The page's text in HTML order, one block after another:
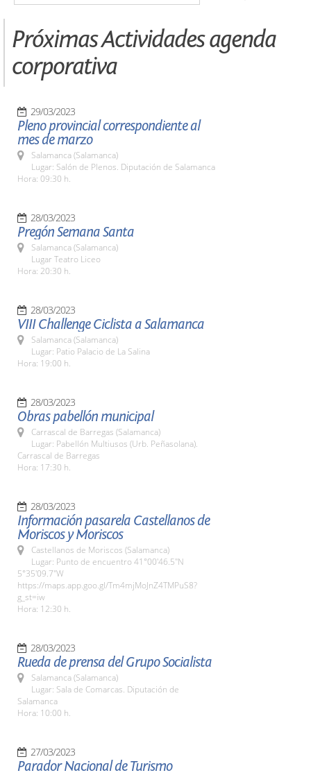
Próximas Actividades agenda
corporativa
29/03/2023
Pleno provincial correspondiente al
mes de marzo
Salamanca (Salamanca)
Lugar: Salón de Plenos. Diputación de Salamanca
Hora: 09:30 h.
28/03/2023
Pregón Semana Santa
Salamanca (Salamanca)
Lugar Teatro Liceo
Hora: 20:30 h.
28/03/2023
VIII Challenge Ciclista a Salamanca
Salamanca (Salamanca)
Lugar: Patio Palacio de La Salina
Hora: 19:00 h.
28/03/2023
Obras pabellón municipal
Carrascal de Barregas (Salamanca)
Lugar: Pabellón Multiusos (Urb. Peñasolana).
Carrascal de Barregas
Hora: 17:30 h.
28/03/2023
Información pasarela Castellanos de
Moriscos y Moriscos
Castellanos de Moriscos (Salamanca)
Lugar: Punto de encuentro 41°00'46.5"N
5°35'09.7"W
https://maps.app.goo.gl/Tm4mjMoJnZ4TMPuS8?
g_st=iw
Hora: 12:30 h.
28/03/2023
Rueda de prensa del Grupo Socialista
Salamanca (Salamanca)
Lugar: Sala de Comarcas. Diputación de
Salamanca
Hora: 10:00 h.
27/03/2023
Parador Nacional de Turismo